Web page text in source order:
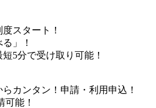
スタート！
」！
5分で受け取り可能！
らカンタン！申請・利用申込！
可能！